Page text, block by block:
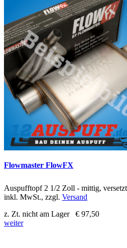
Flowmaster FlowFX
Auspufftopf 2 1/2 Zoll - mittig,
inkl. MwSt., zzgl. Versand
z. Zt. nicht am Lager
€ 97,50
weiter